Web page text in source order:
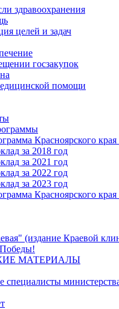
здравоохранения
целей и задач
госзакупок
помощи
Красноярского
за 2018 год
за 2021 год
за 2022 год
за 2023 год
Красноярского
(издание Краевой
МАТЕРИАЛЫ